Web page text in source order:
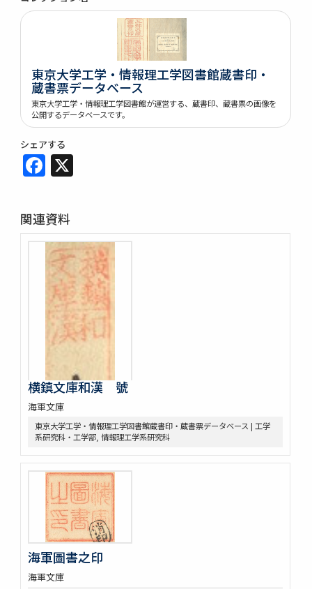
東京大学工学・情報理工学図書館蔵書印・
蔵書票データベース
東京大学工学・情報理工学図書館が運営する、蔵書印、蔵書票の画像を
公開するデータベースです。
シェアする
Facebook
関連資料
横鎮文庫和漢 號
海軍文庫
東京大学工学・情報理工学図書館蔵書印・蔵書票データベース | 工学
系研究科・工学部, 情報理工学系研究科
海軍圖書之印
海軍文庫